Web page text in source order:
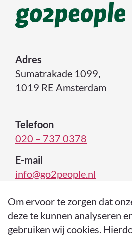
Adres
Sumatrakade 1099,
1019 RE Amsterdam
Telefoon
020 – 737 0378
E-mail
info@go2people.nl
Om ervoor te zorgen dat
deze te kunnen analyseren
gebruiken wij cookies.